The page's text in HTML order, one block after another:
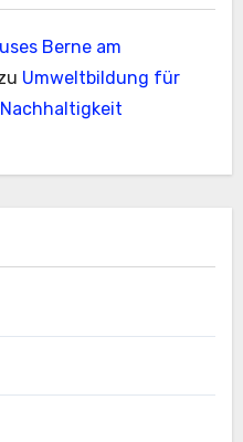
Berne am
Umweltbildung für